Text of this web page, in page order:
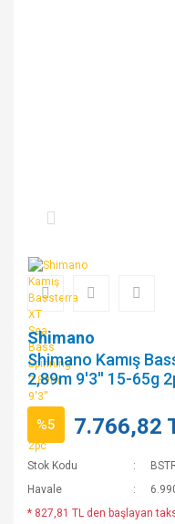
Shimano
Shimano Kamış
2,89m 9'3'' 15-65g
%5 7.766,82
Stok Kodu
Havale
* 827,81 TL den başlayan